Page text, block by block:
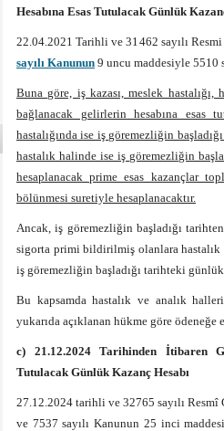
Hesabına Esas Tutulacak Günlük
22.04.2021 Tarihli ve 31462 sayılı
sayılı Kanunun 9 uncu maddesiyle 5510
Buna göre, iş kazası, meslek
bağlanacak gelirlerin hesabına esas
hastalığında ise iş göremezliğin
hastalık halinde ise iş göremezliğin
hesaplanacak prime esas kazançlar
bölünmesi suretiyle hesaplanacaktır.
Ancak, iş göremezliğin başladığı
sigorta primi bildirilmiş olanlara hastalık
iş göremezliğin başladığı tarihteki günlük
Bu kapsamda hastalık ve analık
yukarıda açıklanan hükme göre ödeneğe
c) 21.12.2024 Tarihinden İtibaren
Tutulacak Günlük Kazanç Hesabı
27.12.2024 tarihli ve 32765 sayılı
ve 7537 sayılı Kanunun 25 inci